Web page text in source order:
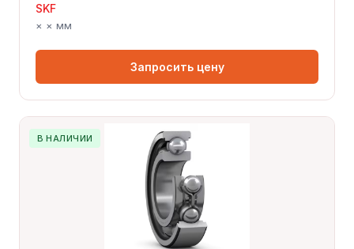
SKF
× × мм
Запросить цену
В НАЛИЧИИ